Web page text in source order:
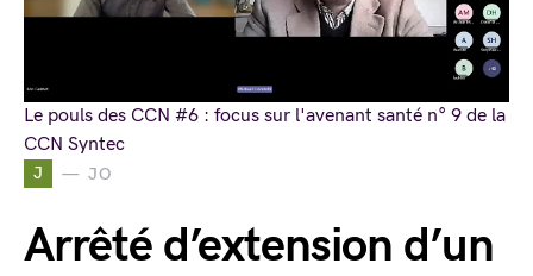
J JO
Arrêté d’extension d’un
Le pouls des CCN #6 : focus sur l'avenant santé n° 9 de la
CCN Syntec